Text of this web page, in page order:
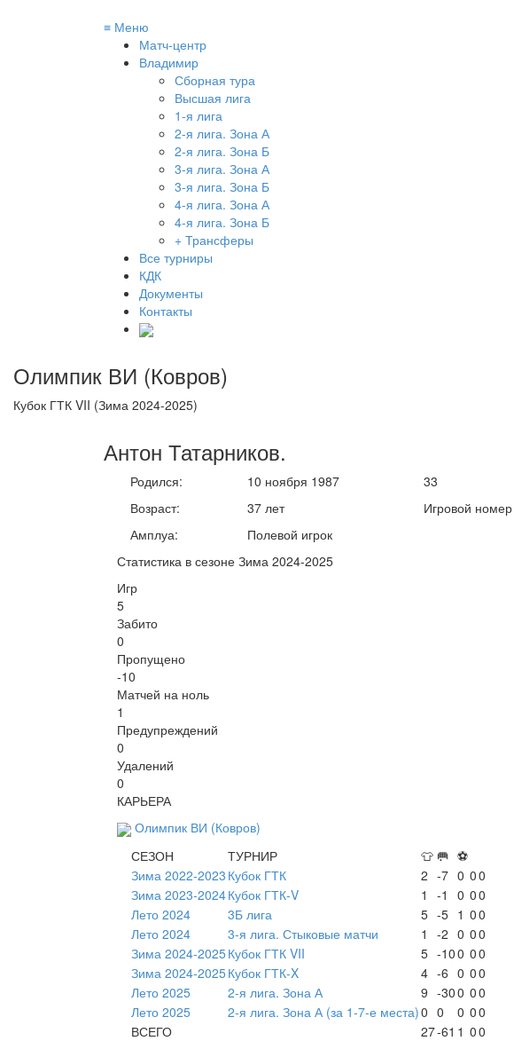
≡ Меню
Матч-центр
Владимир
Сборная тура
Высшая лига
1-я лига
2-я лига. Зона А
2-я лига. Зона Б
3-я лига. Зона А
3-я лига. Зона Б
4-я лига. Зона А
4-я лига. Зона Б
+ Трансферы
Все турниры
КДК
Документы
Контакты
Олимпик ВИ (Ковров)
Кубок ГТК VII (Зима 2024-2025)
Антон Татарников.
Родился:
Возраст:
Амплуа:
10 ноября 1987
37 лет
Полевой игрок
33
Игровой номер
Статистика в сезоне Зима 2024-2025
Игр
5
Забито
0
Пропущено
-10
Матчей на ноль
1
Предупреждений
0
Удалений
0
КАРЬЕРА
Олимпик ВИ (Ковров)
СЕЗОН
ТУРНИР 👕 🥅 ⚽
Зима 2022-2023 Кубок ГТК 2 -7 0 00
Зима 2023-2024Кубок ГТК-V 1 -1 0 00
Лето 2024
3Б лига 5 -5 1 00
Лето 2024
3-я лига. Стыковые матчи 1 -2 0 00
Зима 2024-2025Кубок ГТК VII 5 -100 00
Зима 2024-2025Кубок ГТК-X 4 -6 0 00
Лето 2025
2-я лига. Зона А 9 -300 00
Лето 2025
2-я лига. Зона А (за 1-7-е места)0 0 0 00
ВСЕГО
27-61 1 00